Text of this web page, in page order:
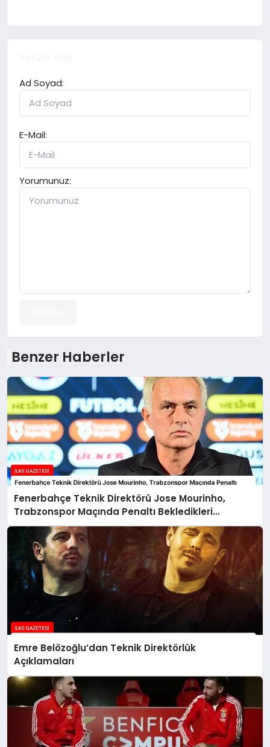
Ad Soyad:
E-Mail:
Yorumunuz:
Benzer Haberler
Fenerbahçe Teknik Direktörü Jose Mourinho,
Trabzonspor Maçında Penaltı Bekledikleri
Pozisyonu Paylaştı
Emre Belözoğlu’dan Teknik Direktörlük
Açıklamaları